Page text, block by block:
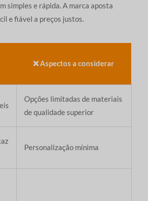
simples e rápida. A marca aposta
e fiável a preços justos.
❌ Aspectos a considerar
Opções limitadas de materiais
de qualidade superior
Personalização mínima